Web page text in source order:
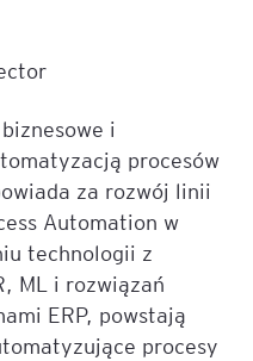
i
procesów
za rozwój linii
Automation w
technologii z
ML i rozwiązań
ERP, powstają
procesy